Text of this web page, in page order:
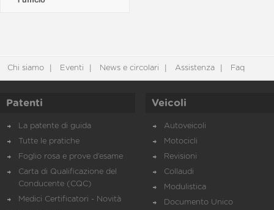
Chi siamo Eventi News e circolari Assistenza Faq
Patenti
La patente di guida
Tutte le pratiche
Foglio rosa e prove d’esame
Carta di Qualificazione del
Conducente (CQC)
Medici Certificatori - Novità
Veicoli
Autoveicoli
Motocicli
Revisioni
Collaudi
Modulistica
Documento Unico